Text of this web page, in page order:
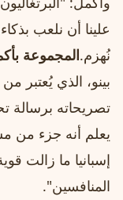
علينا أن نلعب
نُهزم.المجموعة
بينو، الذي يُعتبر
تصريحاته برسالة
يعلم أنه جزء من
إسبانيا ما زالت
المنافسين".